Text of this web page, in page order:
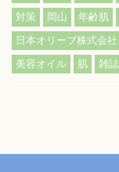
対策
岡山 年齢肌
日本オリーブ株式会社
美容オイル
肌 雑誌